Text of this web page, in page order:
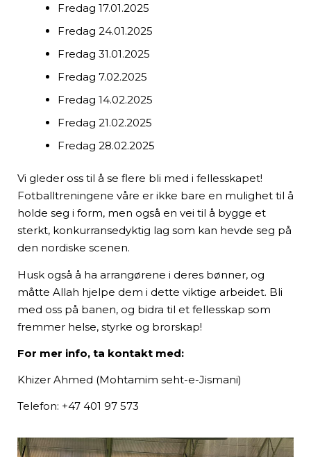
Fredag 17.01.2025
Fredag 24.01.2025
Fredag 31.01.2025
Fredag 7.02.2025
Fredag 14.02.2025
Fredag 21.02.2025
Fredag 28.02.2025
Vi gleder oss til å se flere bli med i fellesskapet!
Fotballtreningene våre er ikke bare en mulighet til å
holde seg i form, men også en vei til å bygge et
sterkt, konkurransedyktig lag som kan hevde seg på
den nordiske scenen.
Husk også å ha arrangørene i deres bønner, og
måtte Allah hjelpe dem i dette viktige arbeidet. Bli
med oss på banen, og bidra til et fellesskap som
fremmer helse, styrke og brorskap!
For mer info, ta kontakt med:
Khizer Ahmed (Mohtamim seht-e-Jismani)
Telefon: +47 401 97 573